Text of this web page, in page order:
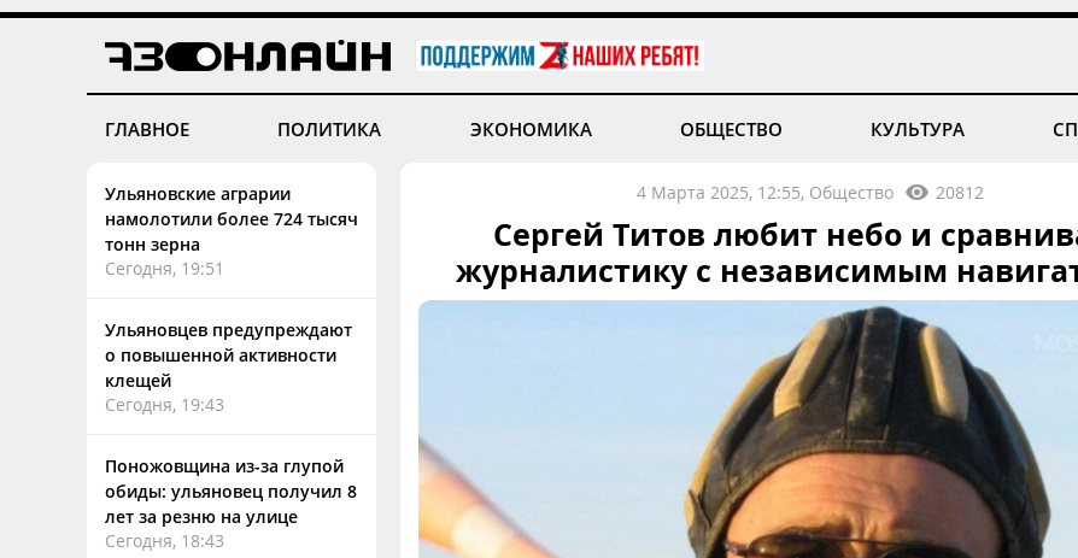
ГЛАВНОЕ ПОЛИТИКА ЭКОНОМИКА ОБЩЕСТВО КУЛЬТУРА
Ульяновские аграрии
намолотили более 724 тысяч
тонн зерна
Сегодня, 19:51
Ульяновцев предупреждают
о повышенной активности
клещей
Сегодня, 19:43
Поножовщина из-за глупой
обиды: ульяновец получил 8
лет за резню на улице
Сегодня, 18:43
4 Марта 2025, 12:55, Общество 20812
Сергей Титов любит небо и
журналистику с независимым